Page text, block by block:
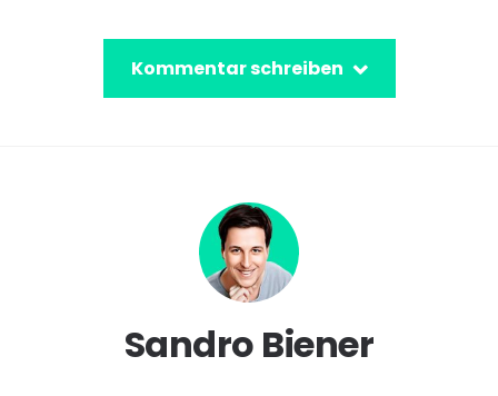
Kommentar schreiben
Sandro Biener